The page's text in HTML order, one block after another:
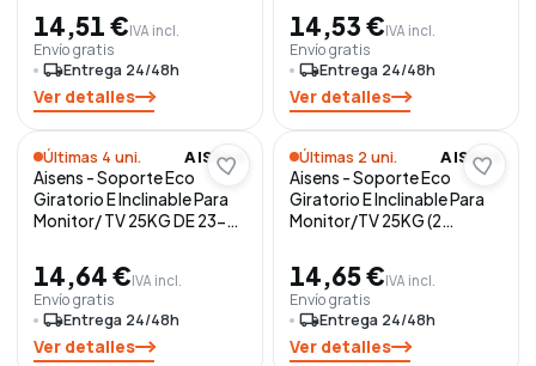
14,51 €IVA incl.
Envío gratis
local_shippingEntrega 24/48h
Ver detalles
14,53 €IVA incl.
Envío gratis
local_shippingEntrega 24/48h
Ver detalles
Últimas 4 uni. AISENS
Aisens - Soporte Eco
Giratorio E Inclinable Para
Monitor/ TV 25KG DE 23-
14,64 €IVA incl.
Envío gratis
local_shippingEntrega 24/48h
Ver detalles
Últimas 2 uni. AISENS
Aisens - Soporte Eco
Giratorio E Inclinable Para
Monitor/TV 25KG (2
NEGRO
14,65 €IVA incl.
Envío gratis
local_shippingEntrega 24/48h
Ver detalles